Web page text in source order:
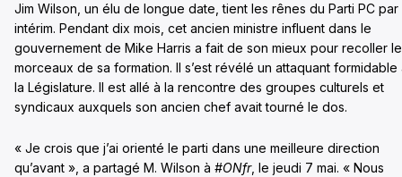
Jim Wilson, un élu de longue date, tient les rênes du Parti PC par
intérim. Pendant dix mois, cet ancien ministre influent dans le
gouvernement de Mike Harris a fait de son mieux pour recoller
morceaux de sa formation. Il s’est révélé un attaquant formidable
la Législature. Il est allé à la rencontre des groupes culturels et
syndicaux auxquels son ancien chef avait tourné le dos.
« Je crois que j’ai orienté le parti dans une meilleure direction
qu’avant », a partagé M. Wilson à #ONfr, le jeudi 7 mai. « Nous